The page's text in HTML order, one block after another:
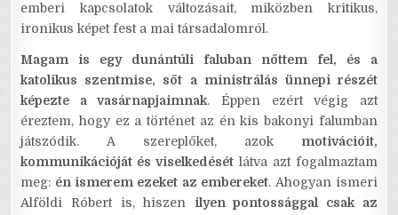
emberi kapcsolatok változásait, miközben kritikus,
ironikus képet fest a mai társadalomról.
Magam is egy dunántúli faluban nőttem fel, és a
katolikus szentmise, sőt a ministrálás ünnepi részét
képezte a vasárnapjaimnak. Éppen ezért végig azt
éreztem, hogy ez a történet az én kis bakonyi falumban
játszódik. A szereplőket, azok motivációit,
kommunikációját és viselkedését látva azt fogalmaztam
meg: én ismerem ezeket az embereket. Ahogyan ismeri
Alföldi Róbert is, hiszen ilyen pontossággal csak az